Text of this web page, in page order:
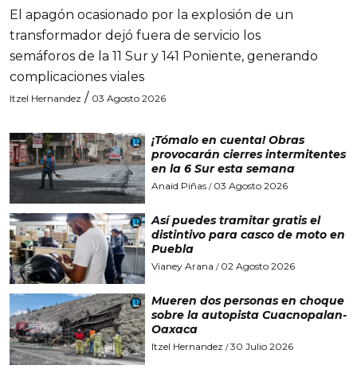
El apagón ocasionado por la explosión de un
transformador dejó fuera de servicio los
semáforos de la 11 Sur y 141 Poniente, generando
complicaciones viales
Itzel Hernandez / 03 Agosto 2026
¡Tómalo en cuenta! Obras
provocarán cierres intermitentes
en la 6 Sur esta semana
Anaid Piñas/ 03 Agosto 2026
Así puedes tramitar gratis el
distintivo para casco de moto en
Puebla
Vianey Arana / 02 Agosto 2026
Mueren dos personas en choque
sobre la autopista Cuacnopalan-
Oaxaca
Itzel Hernandez /30 Julio 2026